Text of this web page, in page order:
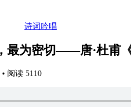
诗词吟唱
为密切——唐·杜甫
• 阅读 5110